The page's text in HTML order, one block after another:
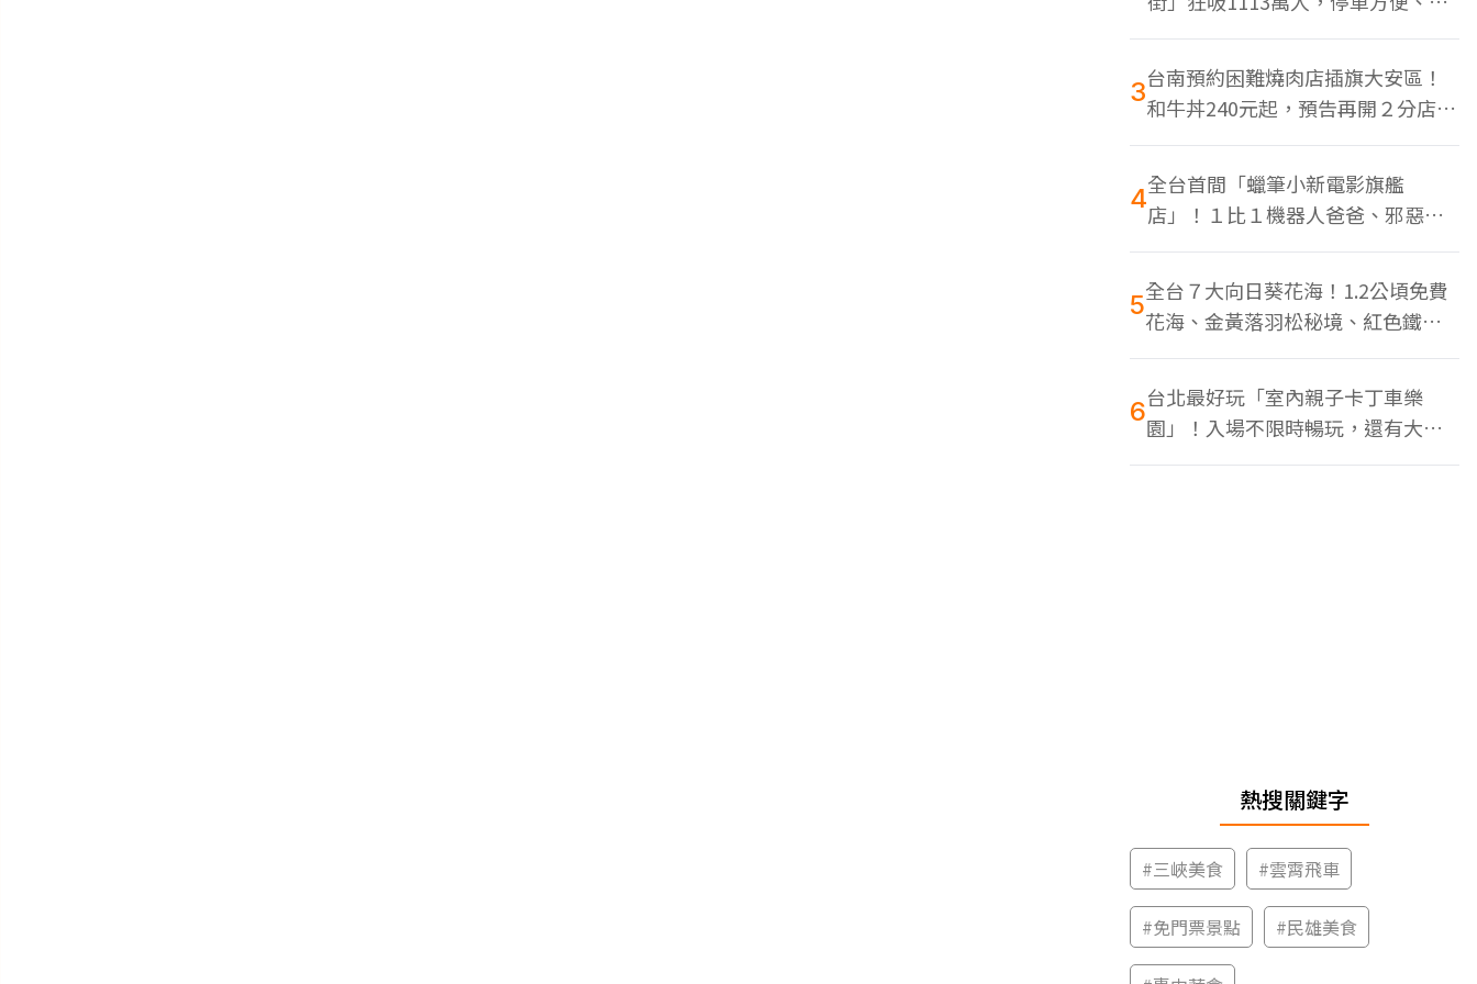
色美食多
3台南預約困難燒肉店插旗大安區！
和牛丼240元起，預告再開２分店、
地點曝光
4全台首間「蠟筆小新電影旗艦
店」！１比１機器人爸爸、邪惡正
男，百款周邊買翻
5全台７大向日葵花海！1.2公頃免費
花海、金黃落羽松秘境、紅色鐵橋
同框
6台北最好玩「室內親子卡丁車樂
園」！入場不限時暢玩，還有大螢
幕Switch遊戲區
熱搜關鍵字
#三峽美食 #雲霄飛車
#免門票景點 #民雄美食